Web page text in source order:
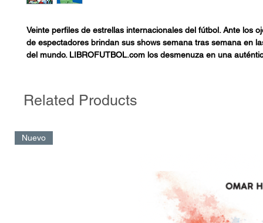
Veinte perfiles de estrellas internacionales del fútbol. Ante los
de espectadores brindan sus shows semana tras semana en
del mundo. LIBROFUTBOL.com los desmenuza en una
Related Products
Nuevo